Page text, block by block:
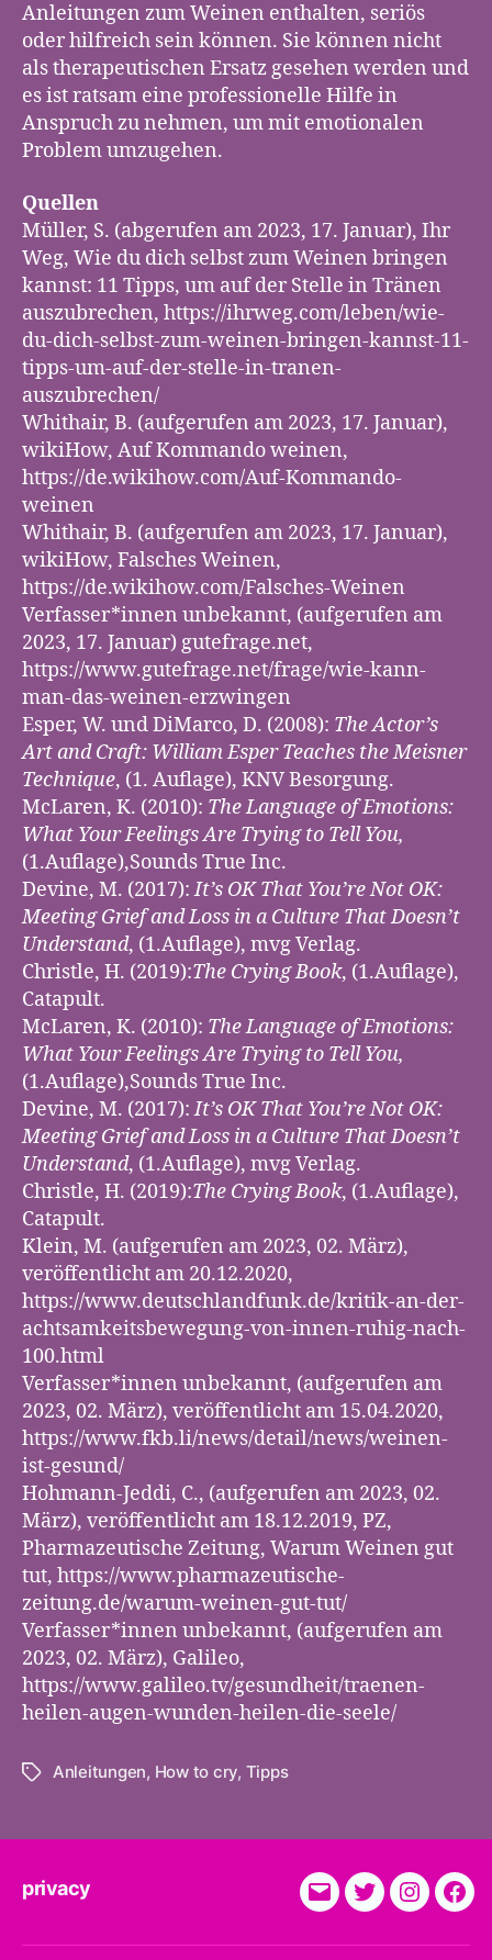
Anleitungen zum Weinen enthalten, seriös
oder hilfreich sein können. Sie können nicht
als therapeutischen Ersatz gesehen werden und
es ist ratsam eine professionelle Hilfe in
Anspruch zu nehmen, um mit emotionalen
Problem umzugehen.
Quellen
Müller, S. (abgerufen am 2023, 17. Januar), Ihr
Weg, Wie du dich selbst zum Weinen bringen
kannst: 11 Tipps, um auf der Stelle in Tränen
auszubrechen, https://ihrweg.com/leben/wie-
du-dich-selbst-zum-weinen-bringen-kannst-11-
tipps-um-auf-der-stelle-in-tranen-
auszubrechen/
Whithair, B. (aufgerufen am 2023, 17. Januar),
wikiHow, Auf Kommando weinen,
https://de.wikihow.com/Auf-Kommando-
weinen
Whithair, B. (aufgerufen am 2023, 17. Januar),
wikiHow, Falsches Weinen,
https://de.wikihow.com/Falsches-Weinen
Verfasser*innen unbekannt, (aufgerufen am
2023, 17. Januar) gutefrage.net,
https://www.gutefrage.net/frage/wie-kann-
man-das-weinen-erzwingen
Esper, W. und DiMarco, D. (2008): The Actor’s
Art and Craft: William Esper Teaches the Meisner
Technique, (1. Auflage), KNV Besorgung.
McLaren, K. (2010): The Language of Emotions:
What Your Feelings Are Trying to Tell You,
(1.Auflage),Sounds True Inc.
Devine, M. (2017):It’s OK That You’re Not OK:
Meeting Grief and Loss in a Culture That Doesn’t
Understand, (1.Auflage), mvg Verlag.
Christle, H. (2019):The Crying Book, (1.Auflage),
Catapult.
McLaren, K. (2010): The Language of Emotions:
What Your Feelings Are Trying to Tell You,
(1.Auflage),Sounds True Inc.
Devine, M. (2017):It’s OK That You’re Not OK:
Meeting Grief and Loss in a Culture That Doesn’t
Understand, (1.Auflage), mvg Verlag.
Christle, H. (2019):The Crying Book, (1.Auflage),
Catapult.
Klein, M. (aufgerufen am 2023, 02. März),
veröffentlicht am 20.12.2020,
https://www.deutschlandfunk.de/kritik-an-der-
achtsamkeitsbewegung-von-innen-ruhig-nach-
100.html
Verfasser*innen unbekannt, (aufgerufen am
2023, 02. März), veröffentlicht am 15.04.2020,
https://www.fkb.li/news/detail/news/weinen-
ist-gesund/
Hohmann-Jeddi, C., (aufgerufen am 2023, 02.
März), veröffentlicht am 18.12.2019, PZ,
Pharmazeutische Zeitung, Warum Weinen gut
tut, https://www.pharmazeutische-
zeitung.de/warum-weinen-gut-tut/
Verfasser*innen unbekannt, (aufgerufen am
2023, 02. März), Galileo,
https://www.galileo.tv/gesundheit/traenen-
heilen-augen-wunden-heilen-die-seele/
TagsAnleitungen, How to cry, Tipps
privacy
E-
Twitter